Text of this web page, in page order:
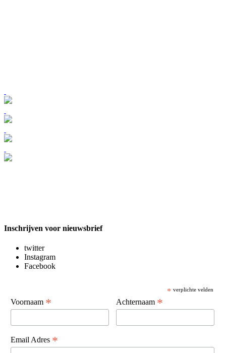
Inschrijven voor nieuwsbrief
twitter
Instagram
Facebook
* verplichte velden
Voornaam * Achternaam *
Email Adres *